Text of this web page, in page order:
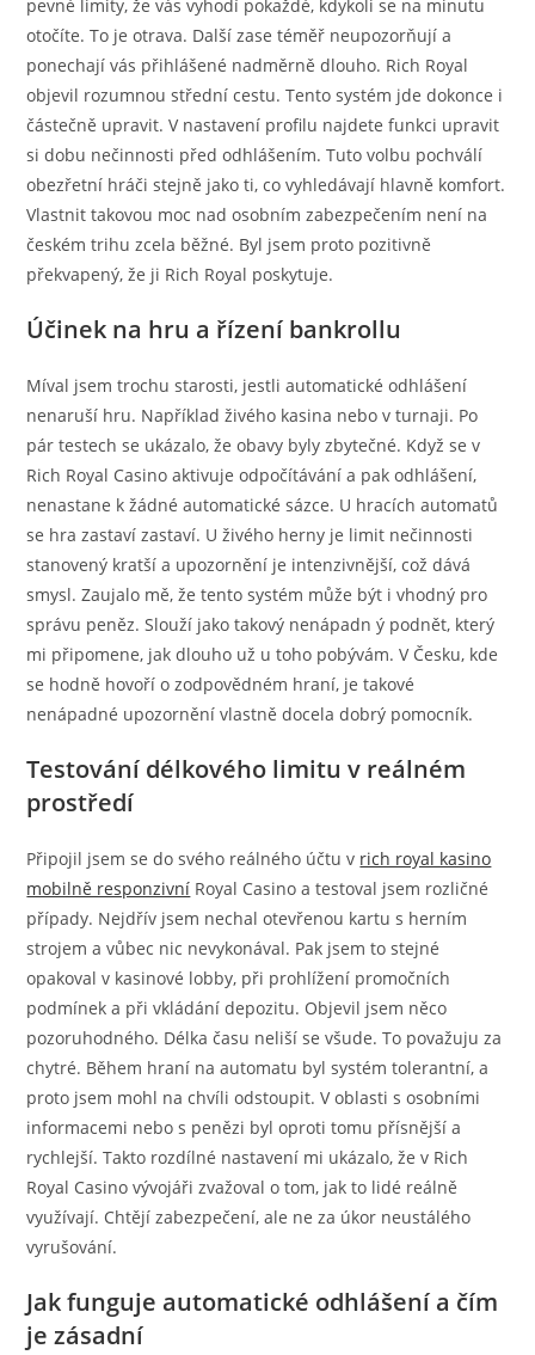
pevné limity, že vás vyhodí pokaždé, kdykoli se na minutu
otočíte. To je otrava. Další zase téměř neupozorňují a
ponechají vás přihlášené nadměrně dlouho. Rich Royal
objevil rozumnou střední cestu. Tento systém jde dokonce i
částečně upravit. V nastavení profilu najdete funkci upravit
si dobu nečinnosti před odhlášením. Tuto volbu pochválí
obezřetní hráči stejně jako ti, co vyhledávají hlavně komfort.
Vlastnit takovou moc nad osobním zabezpečením není na
českém trihu zcela běžné. Byl jsem proto pozitivně
překvapený, že ji Rich Royal poskytuje.
Účinek na hru a řízení bankrollu
Míval jsem trochu starosti, jestli automatické odhlášení
nenaruší hru. Například živého kasina nebo v turnaji. Po
pár testech se ukázalo, že obavy byly zbytečné. Když se v
Rich Royal Casino aktivuje odpočítávání a pak odhlášení,
nenastane k žádné automatické sázce. U hracích automatů
se hra zastaví zastaví. U živého herny je limit nečinnosti
stanovený kratší a upozornění je intenzivnější, což dává
smysl. Zaujalo mě, že tento systém může být i vhodný pro
správu peněz. Slouží jako takový nenápadn ý podnět, který
mi připomene, jak dlouho už u toho pobývám. V Česku, kde
se hodně hovoří o zodpovědném hraní, je takové
nenápadné upozornění vlastně docela dobrý pomocník.
Testování délkového limitu v reálném
prostředí
Připojil jsem se do svého reálného účtu v rich royal kasino
mobilně responzivní Royal Casino a testoval jsem rozličné
případy. Nejdřív jsem nechal otevřenou kartu s herním
strojem a vůbec nic nevykonával. Pak jsem to stejné
opakoval v kasinové lobby, při prohlížení promočních
podmínek a při vkládání depozitu. Objevil jsem něco
pozoruhodného. Délka času neliší se všude. To považuju za
chytré. Během hraní na automatu byl systém tolerantní, a
proto jsem mohl na chvíli odstoupit. V oblasti s osobními
informacemi nebo s penězi byl oproti tomu přísnější a
rychlejší. Takto rozdílné nastavení mi ukázalo, že v Rich
Royal Casino vývojáři zvažoval o tom, jak to lidé reálně
využívají. Chtějí zabezpečení, ale ne za úkor neustálého
vyrušování.
Jak funguje automatické odhlášení a čím
je zásadní